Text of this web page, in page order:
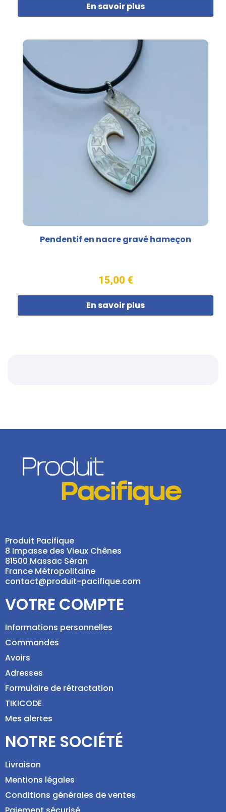
En savoir plus
Pendentif en nacre gravé hameçon
15,00 €
En savoir plus
Produit Pacifique
8 Impasse des Vieux Chênes
81500 Massac Séran
France Métropolitaine
contact@produit-pacifique.com
VOTRE COMPTE
Informations personnelles
Commandes
Avoirs
Adresses
Formulaire de rétractation
TIKICODE
Mes alertes
NOTRE SOCIÉTÉ
Livraison
Mentions légales
Conditions générales de ventes